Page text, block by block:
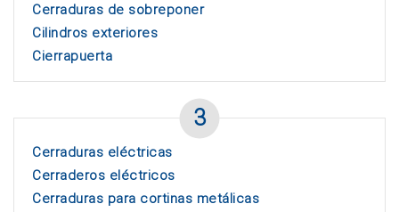
Cerraduras de sobreponer
Cilindros exteriores
Cierrapuerta
3
Cerraduras eléctricas
Cerraderos eléctricos
Cerraduras para cortinas metálicas